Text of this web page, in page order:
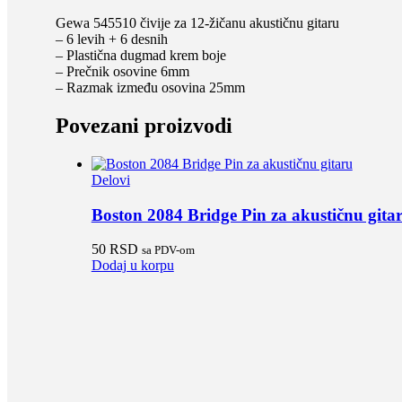
Gewa 545510 čivije za 12-žičanu akustičnu gitaru
– 6 levih + 6 desnih
– Plastična dugmad krem boje
– Prečnik osovine 6mm
– Razmak između osovina 25mm
Povezani proizvodi
Delovi
Boston 2084 Bridge Pin za akustičnu
50 RSD sa PDV-om
Dodaj u korpu